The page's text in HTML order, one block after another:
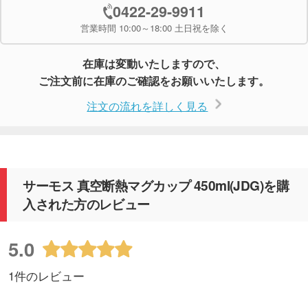
0422-29-9911
営業時間 10:00～18:00 土日祝を除く
在庫は変動いたしますので、
ご注文前に在庫のご確認をお願いいたします。
注文の流れを詳しく見る
サーモス 真空断熱マグカップ 450ml(JDG)を購
入された方のレビュー
5.0
1件のレビュー